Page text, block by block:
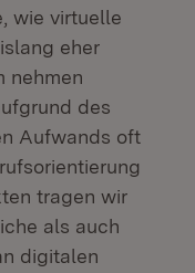
wie virtuelle
eher
nehmen
des
Aufwands oft
tragen wir
als auch
digitalen